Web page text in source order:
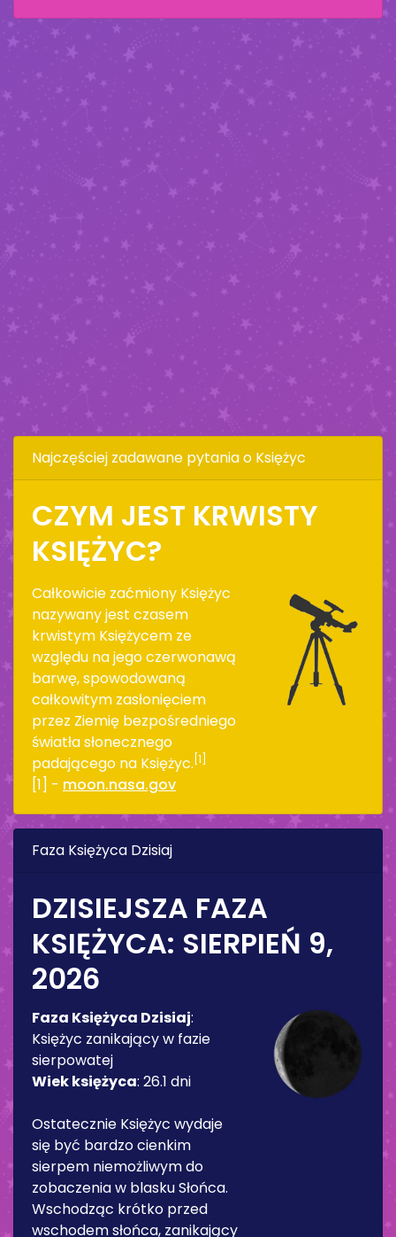
Najczęściej zadawane pytania o Księżyc
CZYM JEST KRWISTY
KSIĘŻYC?
Całkowicie zaćmiony Księżyc
nazywany jest czasem
krwistym Księżycem ze
względu na jego czerwonawą
barwę, spowodowaną
całkowitym zasłonięciem
przez Ziemię bezpośredniego
światła słonecznego
padającego na Księżyc. [1]
[1] - moon.nasa.gov
Faza Księżyca Dzisiaj
DZISIEJSZA FAZA
KSIĘŻYCA: SIERPIEŃ 9,
2026
Faza Księżyca Dzisiaj:
Księżyc zanikający w fazie
sierpowatej
Wiek księżyca: 26.1 dni
Ostatecznie Księżyc wydaje
się być bardzo cienkim
sierpem niemożliwym do
zobaczenia w blasku Słońca.
Wschodząc krótko przed
wschodem słońca, zanikający